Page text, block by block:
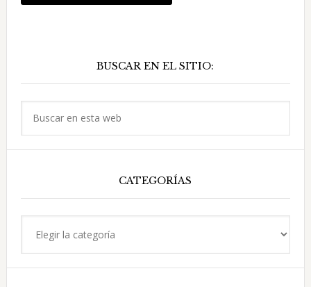
principal
BUSCAR EN EL SITIO:
CATEGORÍAS